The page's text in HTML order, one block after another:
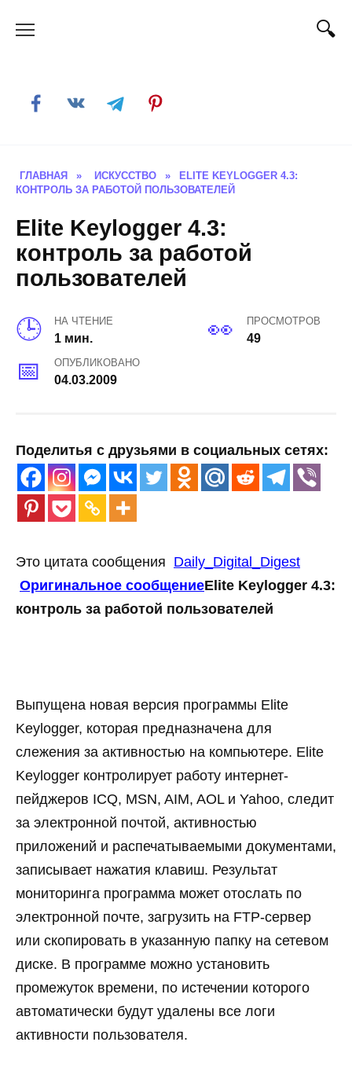
ГЛАВНАЯ » ИСКУССТВО »
ELITE KEYLOGGER 4.3:
КОНТРОЛЬ ЗА РАБОТОЙ ПОЛЬЗОВАТЕЛЕЙ
Elite Keylogger 4.3:
контроль за работой
пользователей
НА ЧТЕНИЕ
1 мин.
ПРОСМОТРОВ
49
ОПУБЛИКОВАНО
04.03.2009
Поделитья с друзьями в социальных сетях:
Это цитата сообщения Daily_Digital_Digest
Оригинальное сообщениеElite Keylogger 4.3:
контроль за работой пользователей
Выпущена новая версия программы Elite
Keylogger, которая предназначена для
слежения за активностью на компьютере. Elite
Keylogger контролирует работу интернет-
пейджеров ICQ, MSN, AIM, AOL и Yahoo, следит
за электронной почтой, активностью
приложений и распечатываемыми документами,
записывает нажатия клавиш. Результат
мониторинга программа может отослать по
электронной почте, загрузить на FTP-сервер
или скопировать в указанную папку на сетевом
диске. В программе можно установить
промежуток времени, по истечении которого
автоматически будут удалены все логи
активности пользователя.